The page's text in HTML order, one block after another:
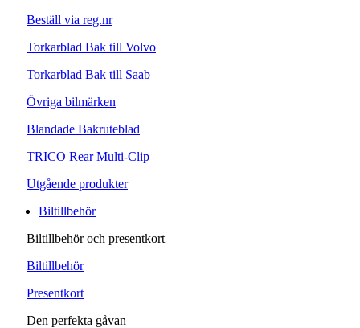
Beställ via reg.nr
Torkarblad Bak till Volvo
Torkarblad Bak till Saab
Övriga bilmärken
Blandade Bakruteblad
TRICO Rear Multi-Clip
Utgående produkter
Biltillbehör
Biltillbehör och presentkort
Biltillbehör
Presentkort
Den perfekta gåvan